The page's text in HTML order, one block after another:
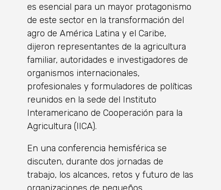
es esencial para un mayor protagonismo
de este sector en la transformación del
agro de América Latina y el Caribe,
dijeron representantes de la agricultura
familiar, autoridades e investigadores de
organismos internacionales,
profesionales y formuladores de políticas
reunidos en la sede del Instituto
Interamericano de Cooperación para la
Agricultura (IICA).
En una conferencia hemisférica se
discuten, durante dos jornadas de
trabajo, los alcances, retos y futuro de las